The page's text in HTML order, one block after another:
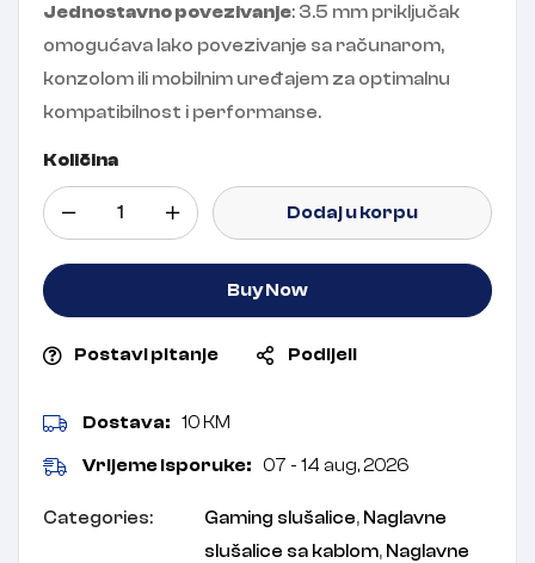
Jednostavno povezivanje: 3.5 mm priključak
omogućava lako povezivanje sa računarom,
konzolom ili mobilnim uređajem za optimalnu
kompatibilnost i performanse.
Količina
Dodaj u korpu
Buy Now
Postavi pitanje Podijeli
Dostava: 10 KM
Vrijeme isporuke: 07 - 14 aug, 2026
Categories: Gaming slušalice, Naglavne
slušalice sa kablom, Naglavne